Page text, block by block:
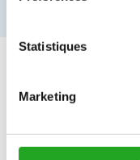
Statistiques
Marketing
VOUS